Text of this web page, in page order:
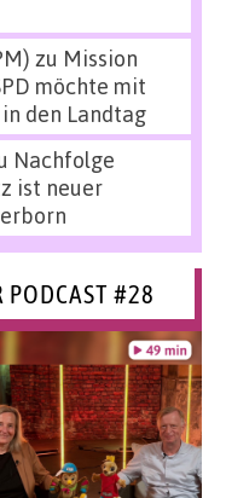
zu Mission
möchte mit
den Landtag
Nachfolge
ist neuer
PODCAST #28